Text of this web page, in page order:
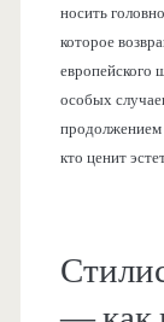
носить
которое
европейского
особых
продолжением
кто ценит